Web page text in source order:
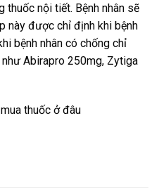
thuốc nội tiết. Bệnh nhân sẽ
này được chỉ định khi bệnh
bệnh nhân có chống chỉ
Abirapro 250mg, Zytiga
thuốc ở đâu